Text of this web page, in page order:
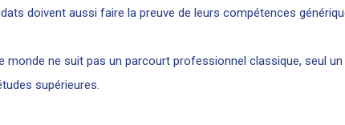
doivent aussi faire la preuve de leurs compétences
ne suit pas un parcourt professionnel classique, seul
supérieures.